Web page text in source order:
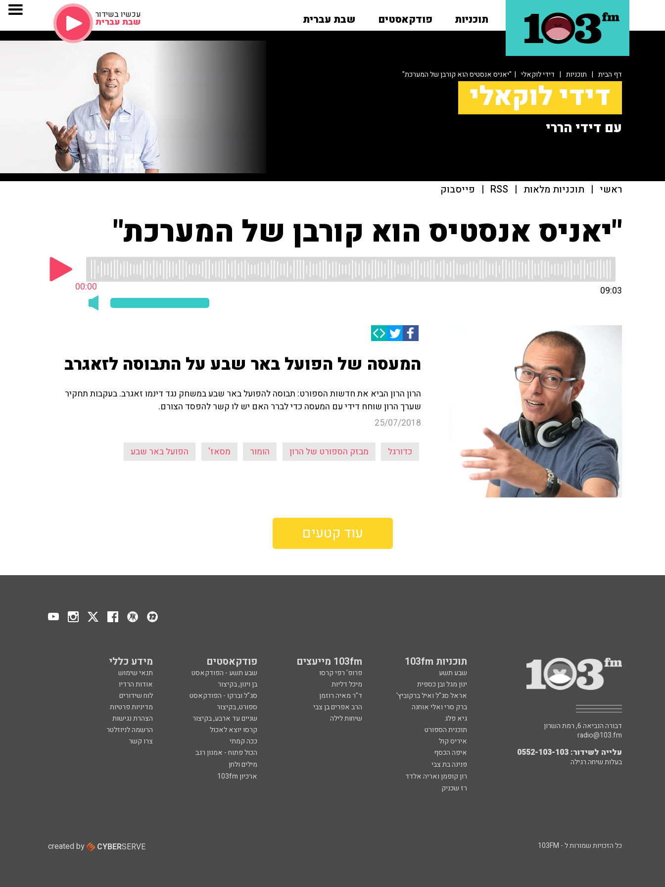
תוכניות פודקאסטים שבת עברית עכשיו בשידור
שבת עברית
דף הבית | תוכניות | דידי לוקאלי | "יאניס אנסטיס הוא קורבן של המערכת"
דידי לוקאלי
עם דידי הררי
ראשי | תוכניות מלאות |
RSS
| פייסבוק
"יאניס אנסטיס הוא קורבן של המערכת"
00:00 09:03
המעסה של הפועל באר שבע על התבוסה לזאגרב
הרון הרון הביא את חדשות הספורט: תבוסה להפועל באר שבע במשחק נגד דינמו זאגרב. בעקבות תחקיר
שערך הרון שוחח דידי עם המעסה כדי לברר האם יש לו קשר להפסד הצורם.
25/07/2018
כדורגל מבזק הספורט של הרון הומור מסאז' הפועל באר שבע
עוד קטעים
תוכניות 103fm 103fm מייעצים פודקאסטים מידע כללי
שבע תשע פרופ' רפי קרסו שבע תשע - הפודקאסט
תנאי שימוש
ינון מגל ובן כספית
מיכל דליות בן וינון, בקיצור
אודות הרדיו
אראל סג"ל ואיל ברקוביץ'
ד"ר מאיה רוזמן סג"ל וברקו - הפודקאסט
לוח שידורים
ברק סרי ואלי אוחנה
הרב אפרים בן צבי ספורט, בקיצור
מדיניות פרטיות
גיא פלג
שיחות לילה שניים עד ארבע, בקיצור
הצהרת נגישות
תוכנית הספורט
קרסו יוצא לאכול
הרשמה לניוזלטר
איריס קול
ככה קמתי
צרו קשר
איפה הכסף
הכול פתוח - אמנון רגב
פנינה בת צבי
מילים ולחן
רון קופמן ואריה אלדד
ארכיון 103fm
רז שכניק
דבורה הנביאה 6, רמת השרון
radio@103.fm
עלייה לשידור: 0552-103-103
בעלות שיחה רגילה
כל הזכויות שמורות ל - 103FM created by CYBERSERVE